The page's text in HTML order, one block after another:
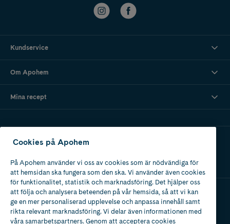
Kundservice
Om Apohem
Mina recept
Ladda ner vår app
Apotek med tillstånd
av Läkemedelsverket
Cookies på Apohem
På Apohem använder vi oss av cookies som är nödvändiga för
att hemsidan ska fungera som den ska. Vi använder även cookies
för funktionalitet, statistik och marknadsföring. Det hjälper oss
att följa och analysera beteenden på vår hemsida, så att vi kan
ge en mer personaliserad upplevelse och anpassa innehåll samt
rikta relevant marknadsföring. Vi delar även informationen med
våra samarbetspartners. Genom att acceptera cookies